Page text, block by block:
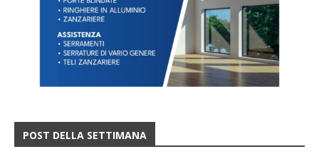
POST DELLA SETTIMANA